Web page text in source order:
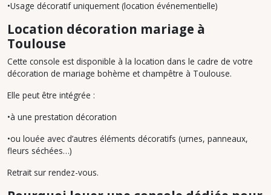
•Usage décoratif uniquement (location événementielle)
Location décoration mariage à
Toulouse
Cette console est disponible à la location dans le cadre de votre
décoration de mariage bohème et champêtre à Toulouse.
Elle peut être intégrée :
•à une prestation décoration
•ou louée avec d’autres éléments décoratifs (urnes, panneaux,
fleurs séchées…)
Retrait sur rendez-vous.